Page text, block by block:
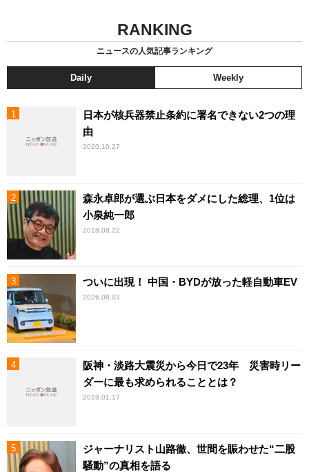
RANKING
ニュースの人気記事ランキング
Daily Weekly
日本が核兵器禁止条約に署名できない2つの理
由
2020.10.27
森永卓郎が選ぶ日本をダメにした総理、1位は
小泉純一郎
2018.08.22
ついに出現！ 中国・BYDが放った軽自動車EV
2026.08.03
阪神・淡路大震災から今日で23年 災害時リー
ダーに最も求められることとは？
2018.01.17
ジャーナリスト山路徹、世間を賑わせた“二股
騒動”の真相を語る